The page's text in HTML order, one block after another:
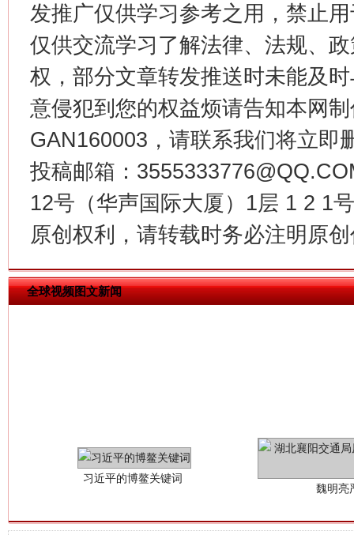
发推广仅供学习参考之用，禁止
仅供交流学习了解法律、法规、
权，部分文章转发推送时未能及
意侵犯到您的权益烦请告知本网
GAN160003，请联系我们将立即
投稿邮箱：
12号（华声国际大厦）1层 1 2 1
原创权利，请转载时务必注明原
全球视频图文新闻
在谋一域中谋全局
今